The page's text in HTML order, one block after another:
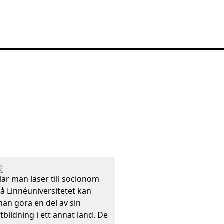
man läser till socionom
Linnéuniversitetet kan
göra en del av sin
i ett annat land. De